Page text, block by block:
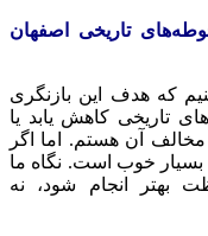
تاریخی اصفهان
که هدف این بازنگری
تاریخی کاهش یابد یا
آن هستم. اما اگر
خوب است. نگاه ما
بهتر انجام شود، نه